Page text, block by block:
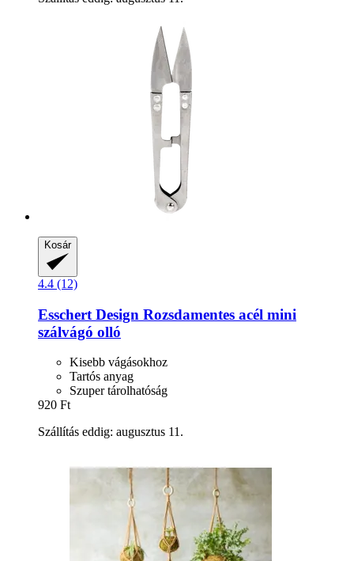
Kosár
4.4 (12)
Esschert Design Rozsdamentes acél mini
szálvágó olló
Kisebb vágásokhoz
Tartós anyag
Szuper tárolhatóság
920 Ft
Szállítás eddig: augusztus 11.